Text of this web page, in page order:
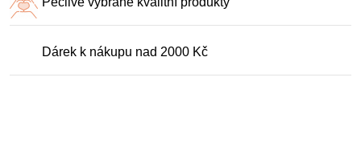
Dárek k nákupu nad 2000 Kč